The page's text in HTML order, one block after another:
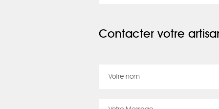
Contacter votre